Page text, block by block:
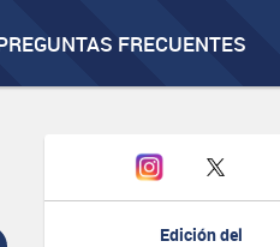
FRECUENTES
Edición del